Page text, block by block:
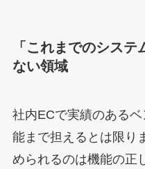
「これまでのシス
ない領域
社内ECで実績のある
能まで担えるとは限り
められるのは機能の正